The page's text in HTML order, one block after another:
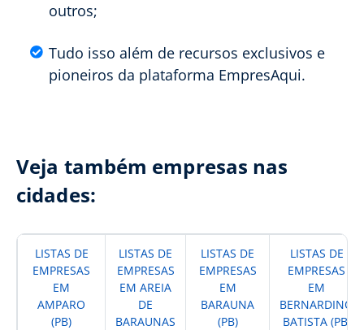
outros;
Tudo isso além de recursos exclusivos e
pioneiros da plataforma EmpresAqui.
Veja também empresas nas
cidades:
LISTAS DE
EMPRESAS
EM
AMPARO
(PB)
LISTAS DE
EMPRESAS
EM AREIA
DE
BARAUNAS
LISTAS DE
EMPRESAS
EM
BARAUNA
(PB)
LISTAS DE
EMPRESAS
EM
BERNARDINO
BATISTA (PB)